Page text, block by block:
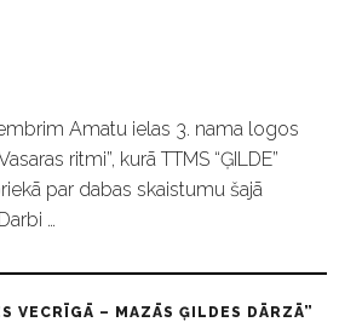
Amatu ielas 3. nama logos
ritmi”, kurā TTMS “ĢILDE”
par dabas skaistumu šajā
…
VECRĪGĀ – MAZĀS ĢILDES DĀRZĀ”